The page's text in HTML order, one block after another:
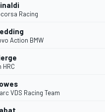
Racing
Action BMW
HRC
VDS Racing Team